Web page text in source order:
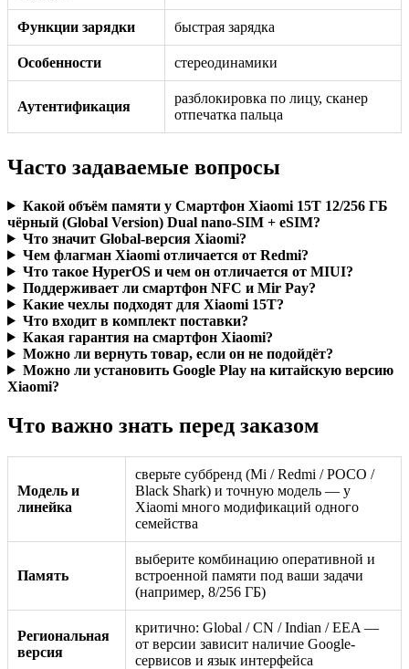
Функции зарядки быстрая зарядка
Особенности стереодинамики
Аутентификация
разблокировка по лицу, сканер
отпечатка пальца
Часто задаваемые вопросы
Какой объём памяти у Смартфон Xiaomi 15T 12/256 ГБ
чёрный (Global Version) Dual nano-SIM + eSIM?
Что значит Global-версия Xiaomi?
Чем флагман Xiaomi отличается от Redmi?
Что такое HyperOS и чем он отличается от MIUI?
Поддерживает ли смартфон NFC и Mir Pay?
Какие чехлы подходят для Xiaomi 15T?
Что входит в комплект поставки?
Какая гарантия на смартфон Xiaomi?
Можно ли вернуть товар, если он не подойдёт?
Можно ли установить Google Play на китайскую версию
Xiaomi?
Что важно знать перед заказом
Модель и
линейка
сверьте суббренд (Mi / Redmi / POCO /
Black Shark) и точную модель — у
Xiaomi много модификаций одного
семейства
Память
выберите комбинацию оперативной и
встроенной памяти под ваши задачи
(например, 8/256 ГБ)
Региональная
версия
критично: Global / CN / Indian / EEA —
от версии зависит наличие Google-
сервисов и язык интерфейса